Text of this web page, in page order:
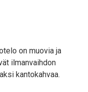
on muovia ja
ilmanvaihdon
kantokahvaa.